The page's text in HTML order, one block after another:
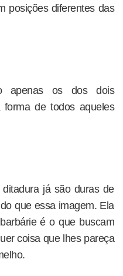
posições diferentes das
apenas os dos dois
forma de todos aqueles
já são duras de
que essa imagem. Ela
é o que buscam
coisa que lhes pareça